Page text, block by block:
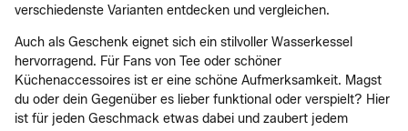
verschiedenste Varianten entdecken und vergleichen.
Auch als Geschenk eignet sich ein stilvoller Wasserkessel
hervorragend. Für Fans von Tee oder schöner
Küchenaccessoires ist er eine schöne Aufmerksamkeit. Magst
du oder dein Gegenüber es lieber funktional oder verspielt? Hier
ist für jeden Geschmack etwas dabei und zaubert jedem